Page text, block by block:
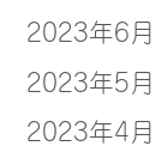
2023年6月
2023年5月
2023年4月